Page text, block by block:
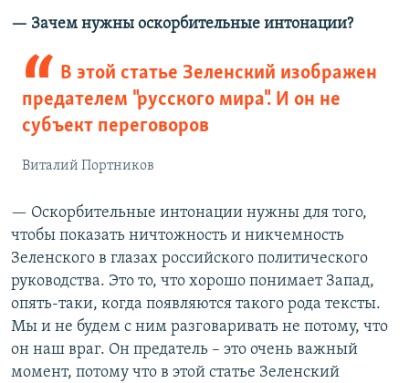
— Зачем нужны оскорбительные интонации?
В этой статье Зеленский изображен
предателем "русского мира". И он не
субъект переговоров
Виталий Портников
— Оскорбительные интонации нужны для того,
чтобы показать ничтожность и никчемность
Зеленского в глазах российского политического
руководства. Это то, что хорошо понимает Запад,
опять-таки, когда появляются такого рода тексты.
Мы и не будем с ним разговаривать не потому, что
он наш враг. Он предатель – это очень важный
момент, потому что в этой статье Зеленский